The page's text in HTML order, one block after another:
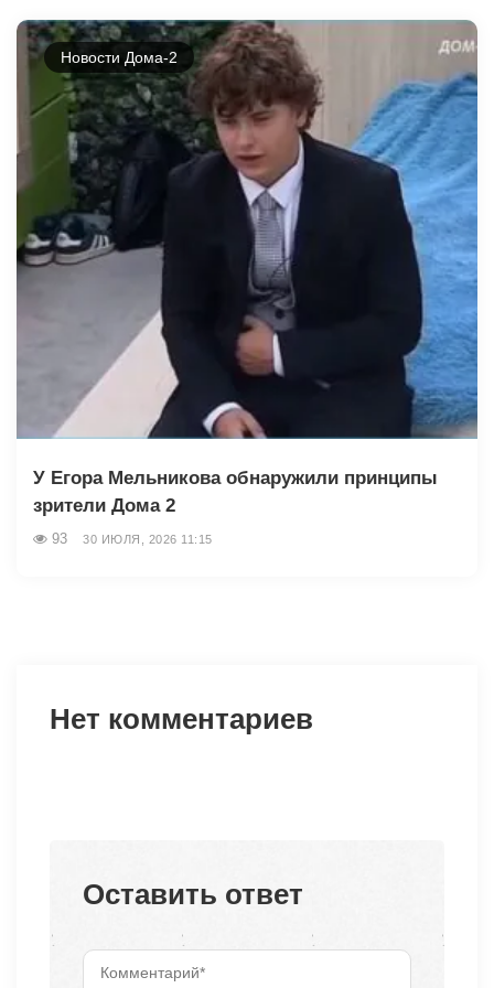
Новости Дома-2
У Егора Мельникова обнаружили принципы
зрители Дома 2
93 30 ИЮЛЯ, 2026 11:15
Нет комментариев
Оставить ответ